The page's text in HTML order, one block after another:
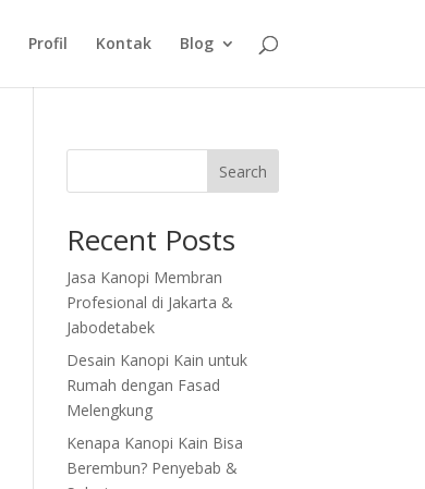
Profil Kontak Blog
Search
Recent Posts
Jasa Kanopi Membran
Profesional di Jakarta &
Jabodetabek
Desain Kanopi Kain untuk
Rumah dengan Fasad
Melengkung
Kenapa Kanopi Kain Bisa
Berembun? Penyebab &